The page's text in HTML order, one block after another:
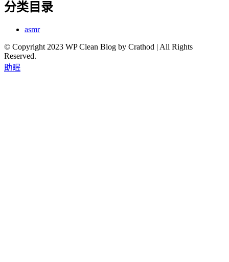
分类目录
asmr
© Copyright 2023 WP Clean Blog by Crathod | All Rights
Reserved.
助眠